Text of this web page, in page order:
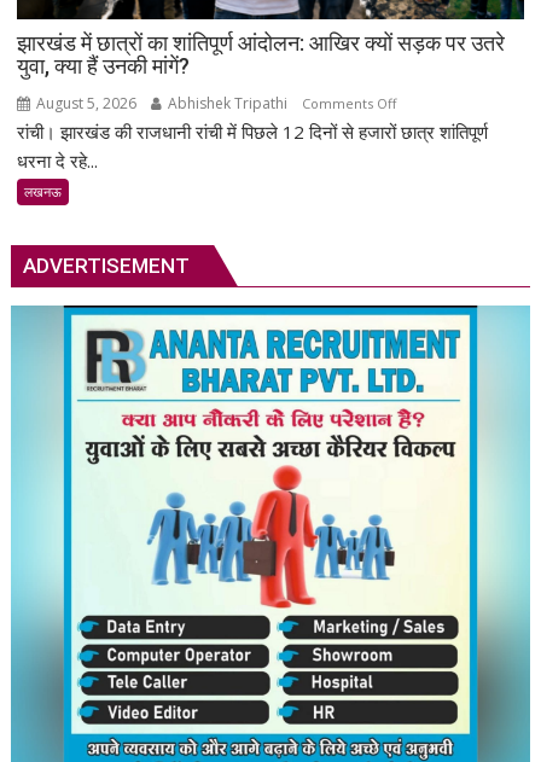
जुटे
शिक्षाविद्
प्रबुद्धजन
झारखंड में छात्रों का शांतिपूर्ण आंदोलन: आखिर क्यों सड़क पर उतरे
युवा, क्या हैं उनकी मांगें?
August 5, 2026 Abhishek Tripathi Comments Offon
झारखंड
आखिर
क्यों
सड़क
पर
उतरे
युवा,
क्या
रांची। झारखंड की राजधानी रांची में पिछले 12 दिनों से हजारों छात्र शांतिपूर्ण
धरना दे रहे...
लखनऊ
ADVERTISEMENT